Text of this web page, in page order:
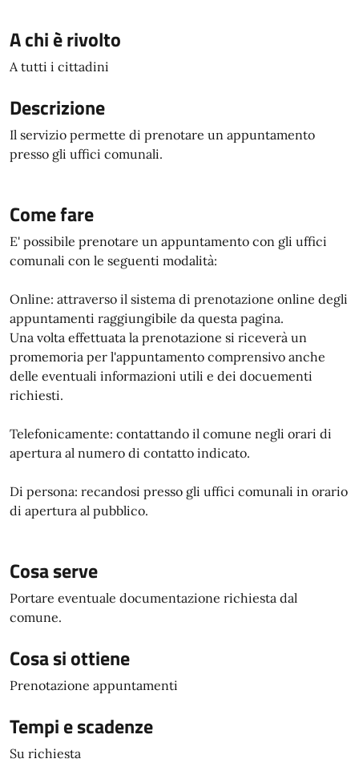
A chi è rivolto
A tutti i cittadini
Descrizione
Il servizio permette di prenotare un appuntamento
presso gli uffici comunali.
Come fare
E' possibile prenotare un appuntamento con gli uffici
comunali con le seguenti modalità:
Online: attraverso il sistema di prenotazione online degli
appuntamenti raggiungibile da questa pagina.
Una volta effettuata la prenotazione si riceverà un
promemoria per l'appuntamento comprensivo anche
delle eventuali informazioni utili e dei docuementi
richiesti.
Telefonicamente: contattando il comune negli orari di
apertura al numero di contatto indicato.
Di persona: recandosi presso gli uffici comunali in orario
di apertura al pubblico.
Cosa serve
Portare eventuale documentazione richiesta dal
comune.
Cosa si ottiene
Prenotazione appuntamenti
Tempi e scadenze
Su richiesta